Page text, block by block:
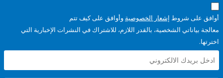
شروطإشعار الخصوصيةوأوافق على كيف تتم
الشخصية، بالقدر اللازم، للاشتراك في النشرات الإخبارية التي